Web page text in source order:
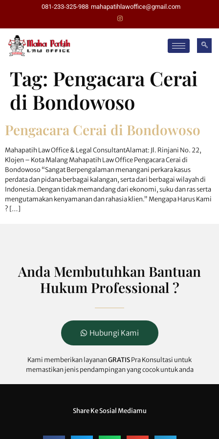
081-233-325-988 mahapatihlawoffice@gmail.com
Tag: Pengacara Cerai
di Bondowoso
Pengacara Cerai di Bondowoso
Mahapatih Law Office & Legal ConsultantAlamat: Jl. Rinjani No. 22,
Klojen – Kota Malang Mahapatih Law Office Pengacara Cerai di
Bondowoso “Sangat Berpengalaman menangani perkara kasus
perdata dan pidana berbagai kalangan, serta dari berbagai wilayah di
Indonesia. Dengan tidak memandang dari ekonomi, suku dan ras serta
mengutamakan kenyamanan dan rahasia klien.” Mengapa Harus Kami
? […]
Anda Membutuhkan Bantuan
Hukum Professional ?
Hubungi Kami
Kami memberikan layananGRATISPra Konsultasi untuk
memastikan jenis pendampingan yang cocok untuk anda
Share Ke Sosial Mediamu